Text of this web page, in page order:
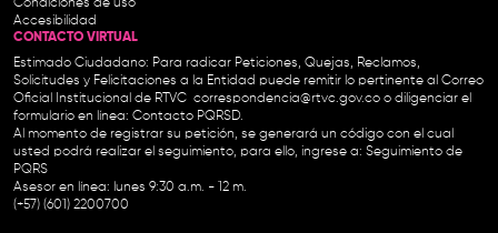
Condiciones de uso
Accesibilidad
CONTACTO VIRTUAL
Estimado Ciudadano: Para radicar Peticiones, Quejas, Reclamos,
Solicitudes y Felicitaciones a la Entidad puede remitir lo pertinente al Correo
Oficial Institucional de RTVC correspondencia@rtvc.gov.co o diligenciar el
formulario en línea: Contacto PQRSD.
Al momento de registrar su petición, se generará un código con el cual
usted podrá realizar el seguimiento, para ello, ingrese a: Seguimiento de
PQRS
Asesor en línea: lunes 9:30 a.m. - 12 m.
(+57) (601) 2200700